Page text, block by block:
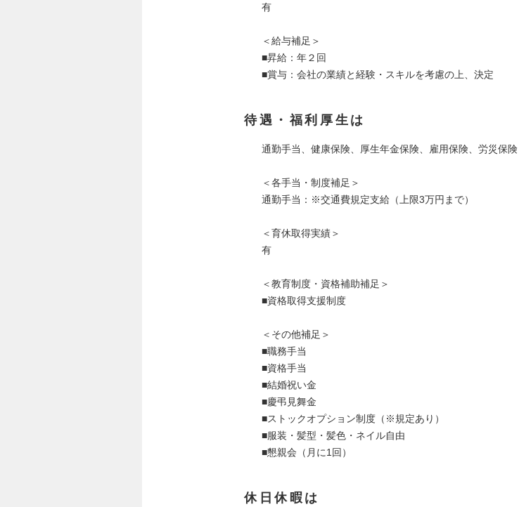
有
＜給与補足＞
■昇給：年２回
■賞与：会社の業績と経験・スキルを考慮の上、決定
待遇・福利厚生は
通勤手当、健康保険、厚生年金保険、雇用保険、労災保険
＜各手当・制度補足＞
通勤手当：※交通費規定支給（上限3万円まで）
＜育休取得実績＞
有
＜教育制度・資格補助補足＞
■資格取得支援制度
＜その他補足＞
■職務手当
■資格手当
■結婚祝い金
■慶弔見舞金
■ストックオプション制度（※規定あり）
■服装・髪型・髪色・ネイル自由
■懇親会（月に1回）
休日休暇は